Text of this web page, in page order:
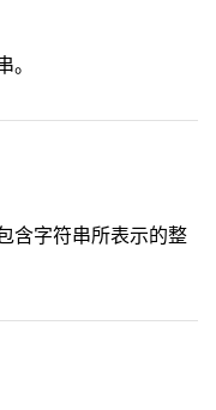
含字符串所表示的整